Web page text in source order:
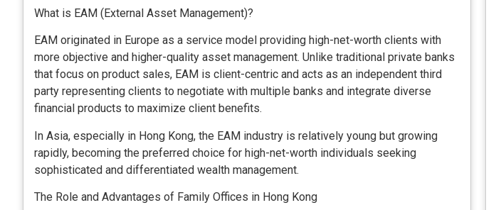
What is EAM (External Asset Management)?
EAM originated in Europe as a service model providing high-net-worth clients with
more objective and higher-quality asset management. Unlike traditional private banks
that focus on product sales, EAM is client-centric and acts as an independent third
party representing clients to negotiate with multiple banks and integrate diverse
financial products to maximize client benefits.
In Asia, especially in Hong Kong, the EAM industry is relatively young but growing
rapidly, becoming the preferred choice for high-net-worth individuals seeking
sophisticated and differentiated wealth management.
The Role and Advantages of Family Offices in Hong Kong